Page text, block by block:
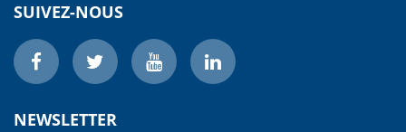
SUIVEZ-NOUS
NEWSLETTER